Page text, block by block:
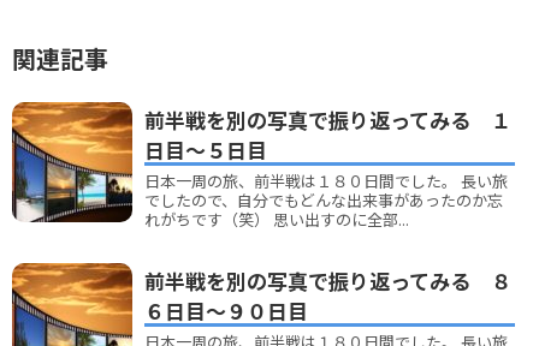
関連記事
前半戦を別の写真で振り返ってみる １
日目～５日目
日本一周の旅、前半戦は１８０日間でした。 長い旅
でしたので、自分でもどんな出来事があったのか忘
れがちです（笑） 思い出すのに全部...
前半戦を別の写真で振り返ってみる ８
６日目～９０日目